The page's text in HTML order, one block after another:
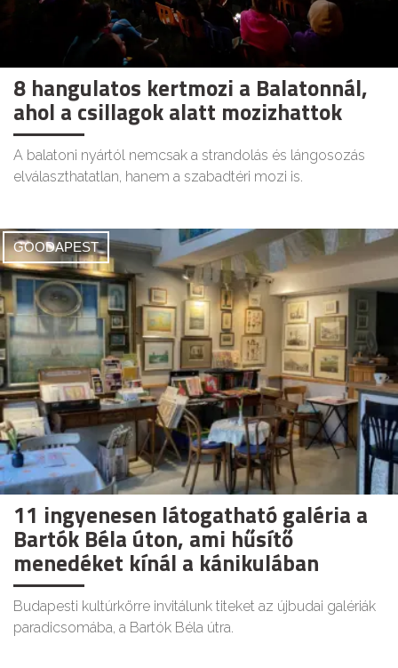
8 hangulatos kertmozi a Balatonnál,
ahol a csillagok alatt mozizhattok
A balatoni nyártól nemcsak a strandolás és lángosozás
elválaszthatatlan, hanem a szabadtéri mozi is.
GOODAPEST
11 ingyenesen látogatható galéria a
Bartók Béla úton, ami hűsítő
menedéket kínál a kánikulában
Budapesti kultúrkörre invitálunk titeket az újbudai galériák
paradicsomába, a Bartók Béla útra.